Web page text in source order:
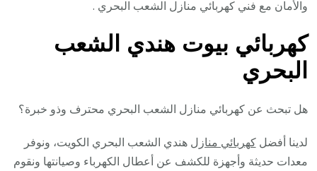
والأمان مع فني كهربائي منازل الشعب البحري .
كهربائي بيوت هندي الشعب
البحري
هل تبحث عن كهربائي منازل الشعب البحري محترف وذو خبرة؟
لدينا أفضلكهربائي منازل هندي الشعب البحري الكويت، ونوفر
معدات حديثة وأجهزة للكشف عن أعطال الكهرباء وصيانتها ونقوم